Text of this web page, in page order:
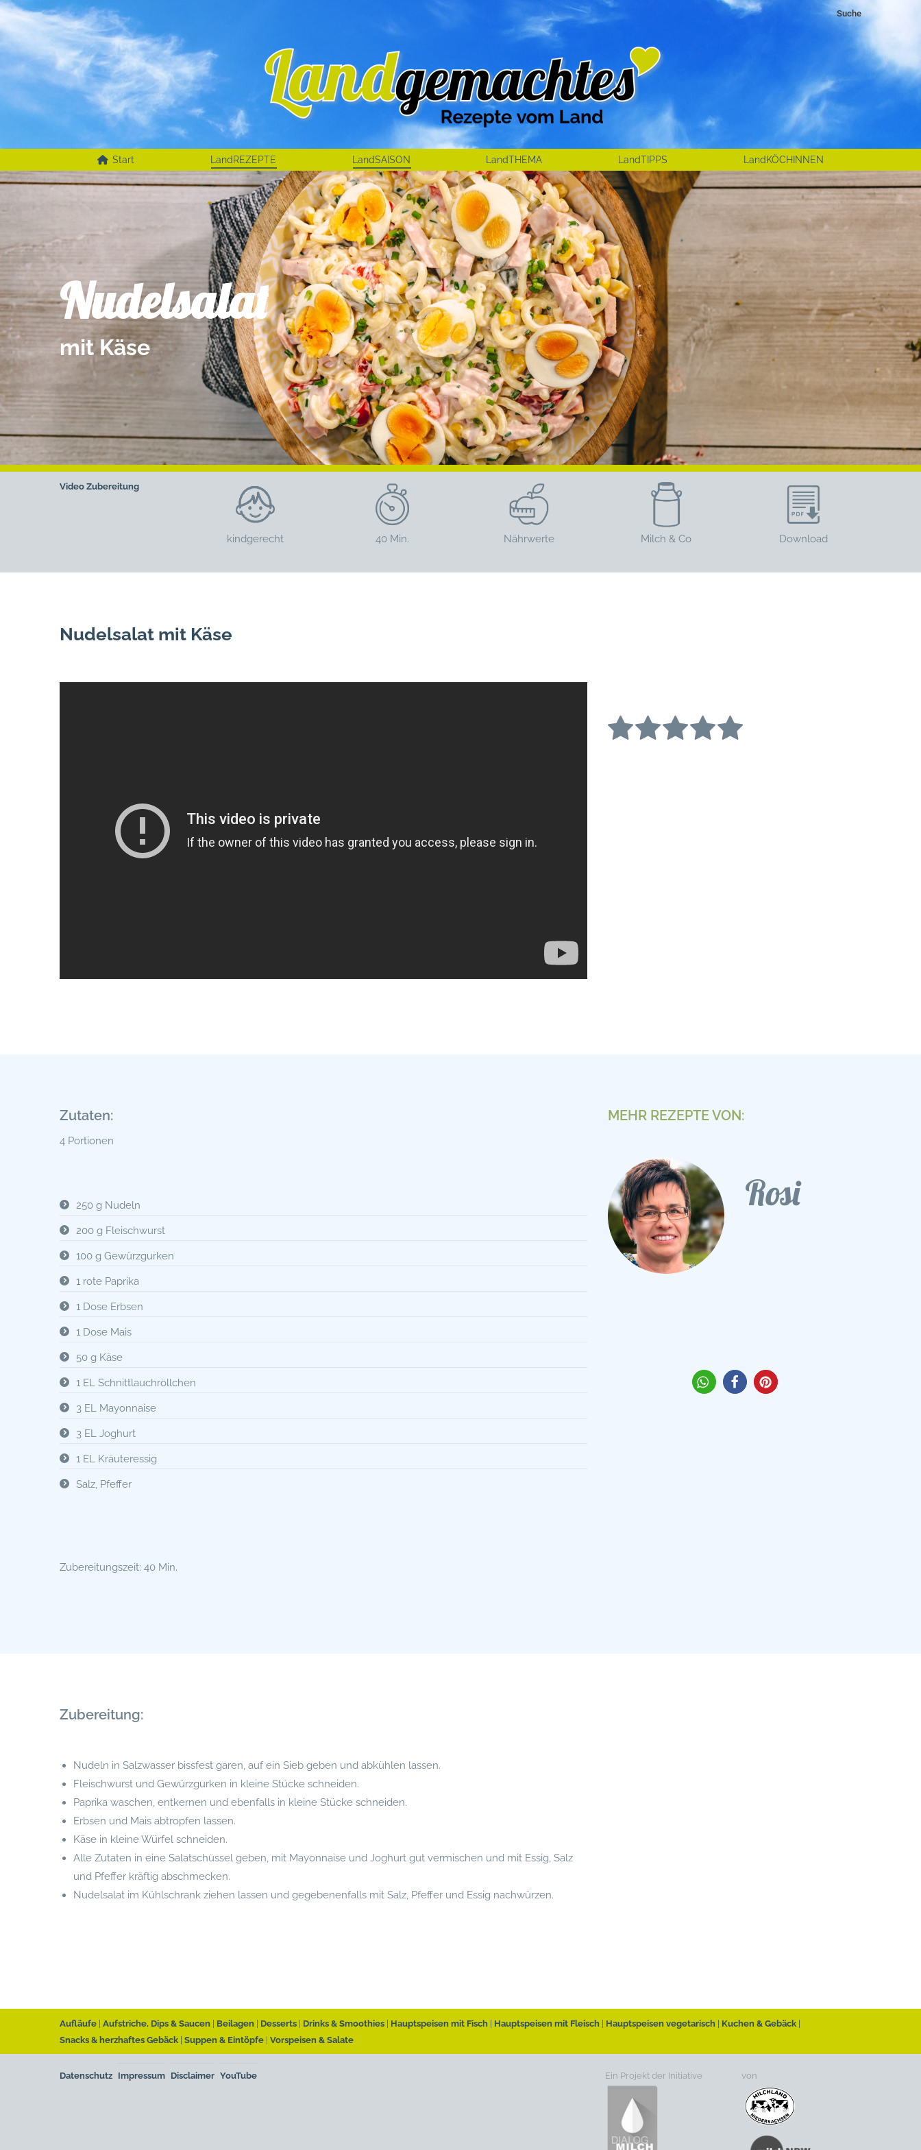
Search:
Suche
Start LandREZEPTE LandSAISON LandTHEMA LandTIPPS LandKÖCHINNEN
Nudelsalat
mit Käse
Video Zubereitung
kindgerecht 40 Min. Nährwerte Milch & Co Download
Nudelsalat mit Käse
Zutaten:
4 Portionen
250 g Nudeln
200 g Fleischwurst
100 g Gewürzgurken
1 rote Paprika
1 Dose Erbsen
1 Dose Mais
50 g Käse
1 EL Schnittlauchröllchen
3 EL Mayonnaise
3 EL Joghurt
1 EL Kräuteressig
Salz, Pfeffer
Zubereitungszeit: 40 Min.
MEHR REZEPTE VON:
Rosi
Zubereitung:
Nudeln in Salzwasser bissfest garen, auf ein Sieb geben und abkühlen lassen.
Fleischwurst und Gewürzgurken in kleine Stücke schneiden.
Paprika waschen, entkernen und ebenfalls in kleine Stücke schneiden.
Erbsen und Mais abtropfen lassen.
Käse in kleine Würfel schneiden.
Alle Zutaten in eine Salatschüssel geben, mit Mayonnaise und Joghurt gut vermischen und mit Essig, Salz
und Pfeffer kräftig abschmecken.
Nudelsalat im Kühlschrank ziehen lassen und gegebenenfalls mit Salz, Pfeffer und Essig nachwürzen.
Aufläufe Aufstriche, Dips & Saucen Beilagen Desserts Drinks & Smoothies Hauptspeisen mit Fisch Hauptspeisen mit Fleisch Hauptspeisen vegetarisch
Kuchen & Gebäck
Snacks & herzhaftes Gebäck Suppen & Eintöpfe Vorspeisen & Salate
Datenschutz Impressum Disclaimer YouTube Ein Projekt der Initiative von